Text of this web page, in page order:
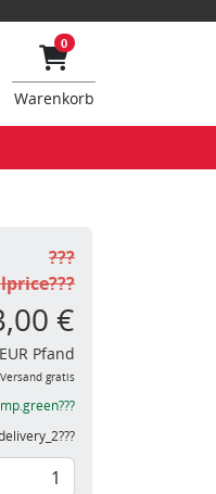
0
Warenkorb
???
€
Pfand
gratis